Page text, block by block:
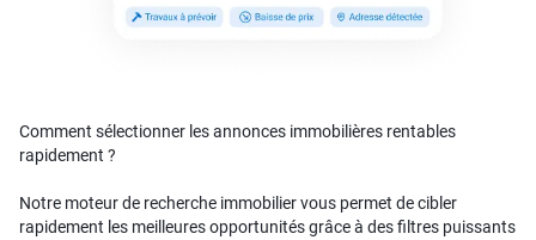
Comment sélectionner les annonces immobilières rentables
rapidement ?
Notre moteur de recherche immobilier vous permet de cibler
rapidement les meilleures opportunités grâce à des filtres puissants